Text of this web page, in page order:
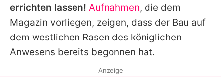
errichten lassen! Aufnahmen, die dem
Magazin vorliegen, zeigen, dass der Bau auf
dem westlichen Rasen des königlichen
Anwesens bereits begonnen hat.
Anzeige